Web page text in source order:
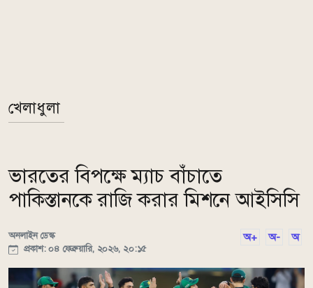
খেলাধুলা
ভারতের বিপক্ষে ম্যাচ বাঁচাতে
পাকিস্তানকে রাজি করার মিশনে আইসিসি
অনলাইন ডেস্ক
প্রকাশ: ০৪ ফেব্রুয়ারি, ২০২৬, ২০:১৫
অ+ অ- অ